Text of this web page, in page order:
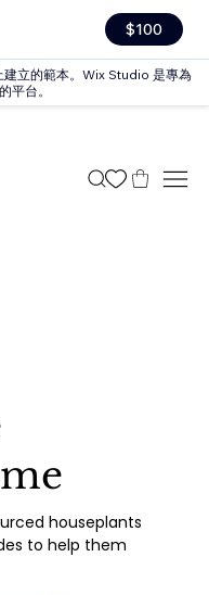
$100
立的範本。Wix Studio 是專為
平台。